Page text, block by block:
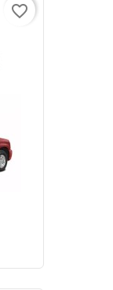
favorite_border